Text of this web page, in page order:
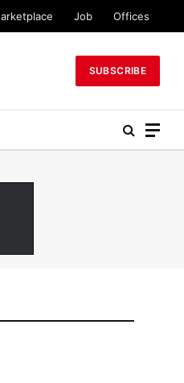
Job Offices
SUBSCRIBE